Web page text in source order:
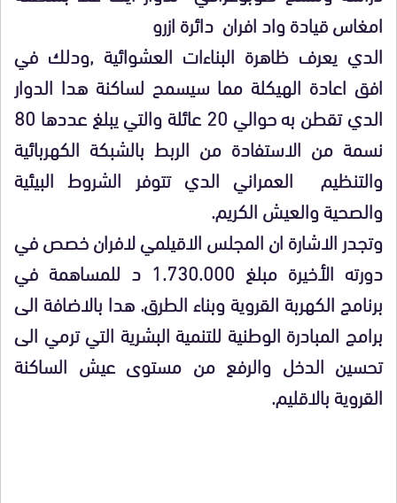
امغاس قيادة واد افران دائرة ازرو
الدي يعرف ظاهرة البناءات العشوائية ,ودلك في
افق اعادة الهيكلة مما سيسمح لساكنة هدا الدوار
الدي تقطن به حوالي 20 عائلة والتي يبلغ عددها 80
نسمة من الاستفادة من الربط بالشبكة الكهربائية
والتنظيم العمراني الدي تتوفر الشروط البيئية
والصحية والعيش الكريم.
وتجدر الاشارة ان المجلس الاقيلمي لافران خصص في
دورته الأخيرة مبلغ 1.730.000 د للمساهمة في
برنامج الكهربة القروية وبناء الطرق. هدا بالاضافة الى
برامج المبادرة الوطنية للتنمية البشرية التي ترمي الى
تحسين الدخل والرفع من مستوى عيش الساكنة
القروية بالاقليم.